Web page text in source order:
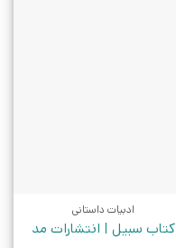
ادبیات داستانی
کتاب سبیل | انتشارات مد